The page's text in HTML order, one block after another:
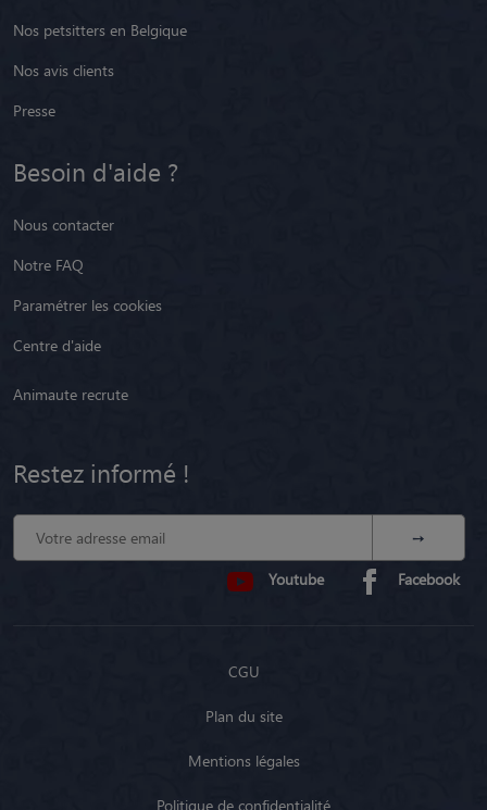
Nos petsitters en Belgique
Nos avis clients
Presse
Besoin d'aide ?
Nous contacter
Notre FAQ
Paramétrer les cookies
Centre d'aide
Animaute recrute
Restez informé !
Youtube Facebook
CGU
Plan du site
Mentions légales
Politique de confidentialité